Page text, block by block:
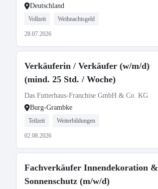
Deutschland
Vollzeit Weihnachtsgeld
28.07.2026
Verkäuferin / Verkäufer (w/m/d)
(mind. 25 Std. / Woche)
Das Futterhaus-Franchise GmbH & Co. KG
Burg-Grambke
Teilzeit Weiterbildungen
02.08.2026
Fachverkäufer Innendekoration &
Sonnenschutz (m/w/d)